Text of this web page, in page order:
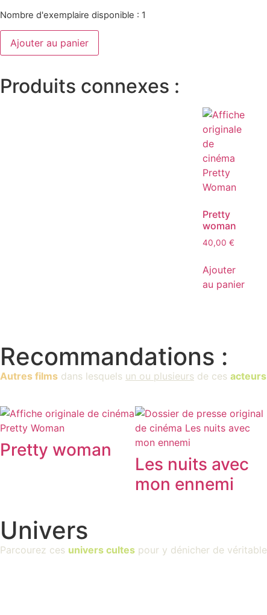
Nombre d'exemplaire disponible : 1
Ajouter au panier
Produits connexes :
Pretty
woman
40,00 €
Ajouter
au panier
Recommandations :
Autres films dans lesquels un ou plusieurs de ces acteurs
Pretty woman
Les nuits avec
mon ennemi
Univers
Parcourez ces univers cultes pour y dénicher de